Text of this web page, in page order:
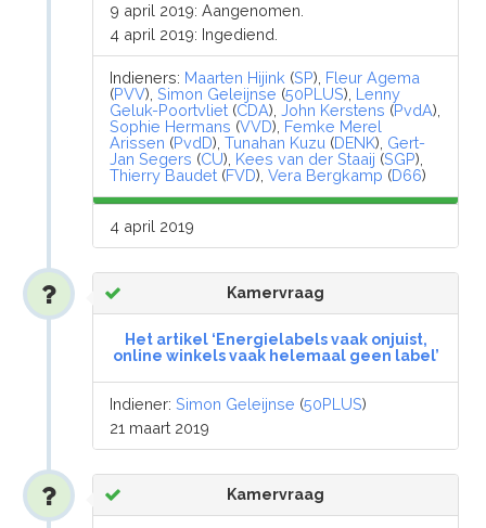
9 april 2019: Aangenomen.
4 april 2019: Ingediend.
Indieners: Maarten Hijink (SP), Fleur Agema
(PVV),Simon Geleijnse (50PLUS), Lenny
Geluk-Poortvliet (CDA),John Kerstens (PvdA),
Sophie Hermans (VVD), Femke Merel
Arissen (PvdD),Tunahan Kuzu (DENK), Gert-
Jan Segers (CU), Kees van der Staaij (SGP),
Thierry Baudet (FVD),Vera Bergkamp (D66)
4 april 2019
Kamervraag
Het artikel ‘Energielabels vaak onjuist,
online winkels vaak helemaal geen label’
Indiener:Simon Geleijnse (50PLUS)
21 maart 2019
Kamervraag